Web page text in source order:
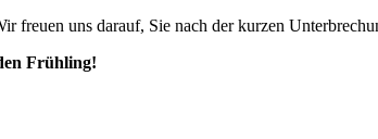
freuen uns darauf, Sie nach der kurzen
Frühling!